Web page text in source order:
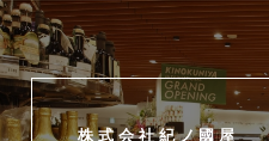
株式会社紀ノ國屋